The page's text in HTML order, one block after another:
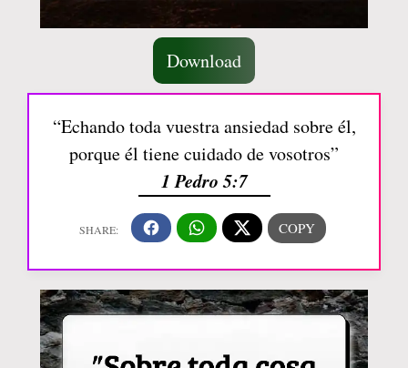
Download
“Echando toda vuestra ansiedad sobre él,
porque él tiene cuidado de vosotros”
1 Pedro 5:7